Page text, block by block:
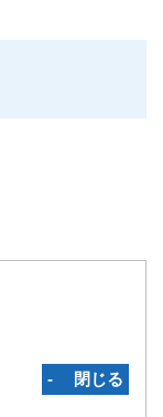
‐ 閉じる